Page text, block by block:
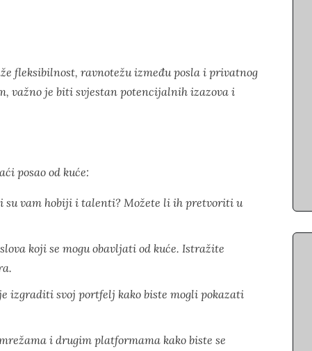
fleksibilnost, ravnotežu između posla i privatnog
važno je biti svjestan potencijalnih izazova i
posao od kuće:
su vam hobiji i talenti? Možete li ih pretvoriti u
koji se mogu obavljati od kuće. Istražite
izgraditi svoj portfelj kako biste mogli pokazati
i drugim platformama kako biste se